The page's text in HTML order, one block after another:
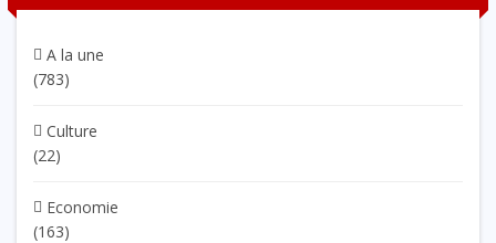
A la une
(783)
Culture
(22)
Economie
(163)